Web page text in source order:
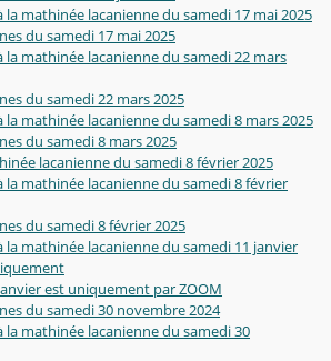
la mathinée lacanienne du samedi 17 mai 2025
du samedi 17 mai 2025
la mathinée lacanienne du samedi 22 mars
du samedi 22 mars 2025
la mathinée lacanienne du samedi 8 mars 2025
du samedi 8 mars 2025
lacanienne du samedi 8 février 2025
la mathinée lacanienne du samedi 8 février
du samedi 8 février 2025
la mathinée lacanienne du samedi 11 janvier
est uniquement par ZOOM
du samedi 30 novembre 2024
la mathinée lacanienne du samedi 30